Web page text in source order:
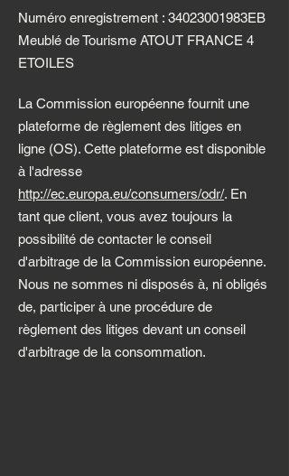
Numéro enregistrement : 34023001983EB
Meublé de Tourisme ATOUT FRANCE 4
ETOILES
La Commission européenne fournit une
plateforme de règlement des litiges en
ligne (OS). Cette plateforme est disponible
à l'adresse
http://ec.europa.eu/consumers/odr/. En
tant que client, vous avez toujours la
possibilité de contacter le conseil
d'arbitrage de la Commission européenne.
Nous ne sommes ni disposés à, ni obligés
de, participer à une procédure de
règlement des litiges devant un conseil
d'arbitrage de la consommation.